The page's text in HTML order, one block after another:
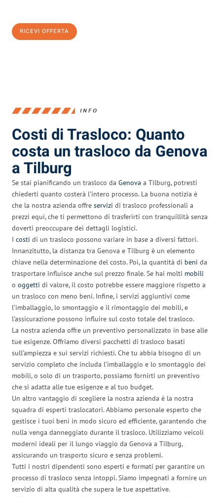
RICEVI OFFERTA
INFO
Costi di Trasloco: Quanto
costa un trasloco da Genova
a Tilburg
Se stai pianificando un trasloco da Genova a Tilburg, potresti
chiederti quanto costerà l’intero processo. La buona notizia è
che la nostra azienda offre servizi di trasloco professionali a
prezzi equi, che ti permettono di trasferirti con tranquillità senza
doverti preoccupare dei dettagli logistici.
I costi di un trasloco possono variare in base a diversi fattori.
Innanzitutto, la distanza tra Genova e Tilburg è un elemento
chiave nella determinazione del costo. Poi, la quantità di beni da
trasportare influisce anche sul prezzo finale. Se hai molti mobili
o oggetti di valore, il costo potrebbe essere maggiore rispetto a
un trasloco con meno beni. Infine, i servizi aggiuntivi come
l’imballaggio, lo smontaggio e il rimontaggio dei mobili, e
l’assicurazione possono influire sul costo totale del trasloco.
La nostra azienda offre un preventivo personalizzato in base alle
tue esigenze. Offriamo diversi pacchetti di trasloco basati
sull’ampiezza e sui servizi richiesti. Che tu abbia bisogno di un
servizio completo che includa l’imballaggio e lo smontaggio dei
mobili, o solo di un trasporto, possiamo fornirti un preventivo
che si adatta alle tue esigenze e al tuo budget.
Un altro vantaggio di scegliere la nostra azienda è la nostra
squadra di esperti traslocatori. Abbiamo personale esperto che
gestisce i tuoi beni in modo sicuro ed efficiente, garantendo che
nulla venga danneggiato durante il trasloco. Utilizziamo veicoli
moderni ideali per il lungo viaggio da Genova a Tilburg,
assicurando un trasporto sicuro e senza problemi.
Tutti i nostri dipendenti sono esperti e formati per garantire un
processo di trasloco senza intoppi. Siamo impegnati a fornire un
servizio di alta qualità che supera le tue aspettative.